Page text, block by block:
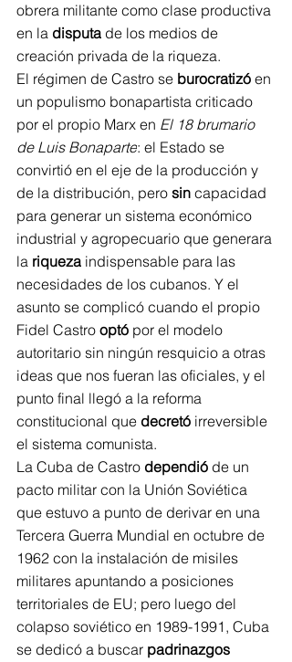
obrera militante como clase productiva
en la disputa de los medios de
creación privada de la riqueza.
El régimen de Castro se burocratizó en
un populismo bonapartista criticado
por el propio Marx en El 18 brumario
de Luis Bonaparte: el Estado se
convirtió en el eje de la producción y
de la distribución, pero sin capacidad
para generar un sistema económico
industrial y agropecuario que generara
la riqueza indispensable para las
necesidades de los cubanos. Y el
asunto se complicó cuando el propio
Fidel Castro optó por el modelo
autoritario sin ningún resquicio a otras
ideas que nos fueran las oficiales, y el
punto final llegó a la reforma
constitucional que decretó irreversible
el sistema comunista.
La Cuba de Castro dependió de un
pacto militar con la Unión Soviética
que estuvo a punto de derivar en una
Tercera Guerra Mundial en octubre de
1962 con la instalación de misiles
militares apuntando a posiciones
territoriales de EU; pero luego del
colapso soviético en 1989-1991, Cuba
se dedicó a buscar padrinazgos